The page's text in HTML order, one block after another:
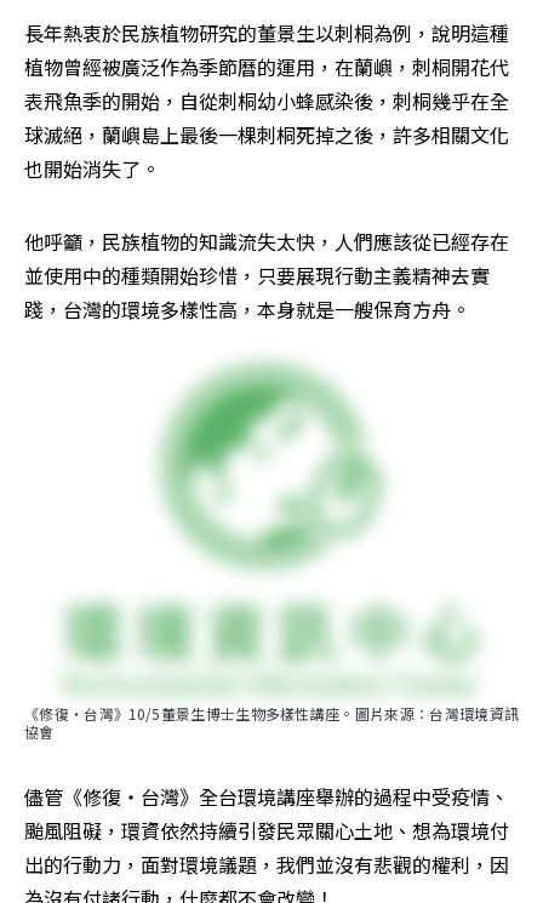
長年熱衷於民族植物研究的董景生以刺桐為例，說明這種
植物曾經被廣泛作為季節曆的運用，在蘭嶼，刺桐開花代
表飛魚季的開始，自從刺桐幼小蜂感染後，刺桐幾乎在全
球滅絕，蘭嶼島上最後一棵刺桐死掉之後，許多相關文化
也開始消失了。
他呼籲，民族植物的知識流失太快，人們應該從已經存在
並使用中的種類開始珍惜，只要展現行動主義精神去實
踐，台灣的環境多樣性高，本身就是一艘保育方舟。
《修復・台灣》10/5董景生博士生物多樣性講座。圖片來源：台灣環境資訊
協會
儘管《修復・台灣》全台環境講座舉辦的過程中受疫情、
颱風阻礙，環資依然持續引發民眾關心土地、想為環境付
出的行動力，面對環境議題，我們並沒有悲觀的權利，因